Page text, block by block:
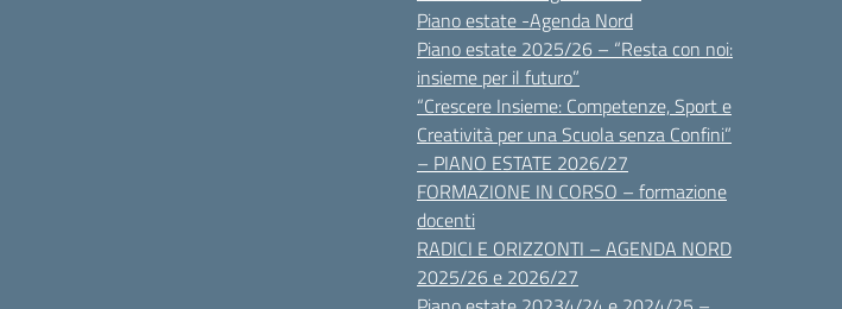
Piano estate -Agenda Nord
Piano estate 2025/26 – “Resta con noi:
insieme per il futuro”
“Crescere Insieme: Competenze, Sport e
Creatività per una Scuola senza Confini”
– PIANO ESTATE 2026/27
FORMAZIONE IN CORSO – formazione
docenti
RADICI E ORIZZONTI – AGENDA NORD
2025/26 e 2026/27